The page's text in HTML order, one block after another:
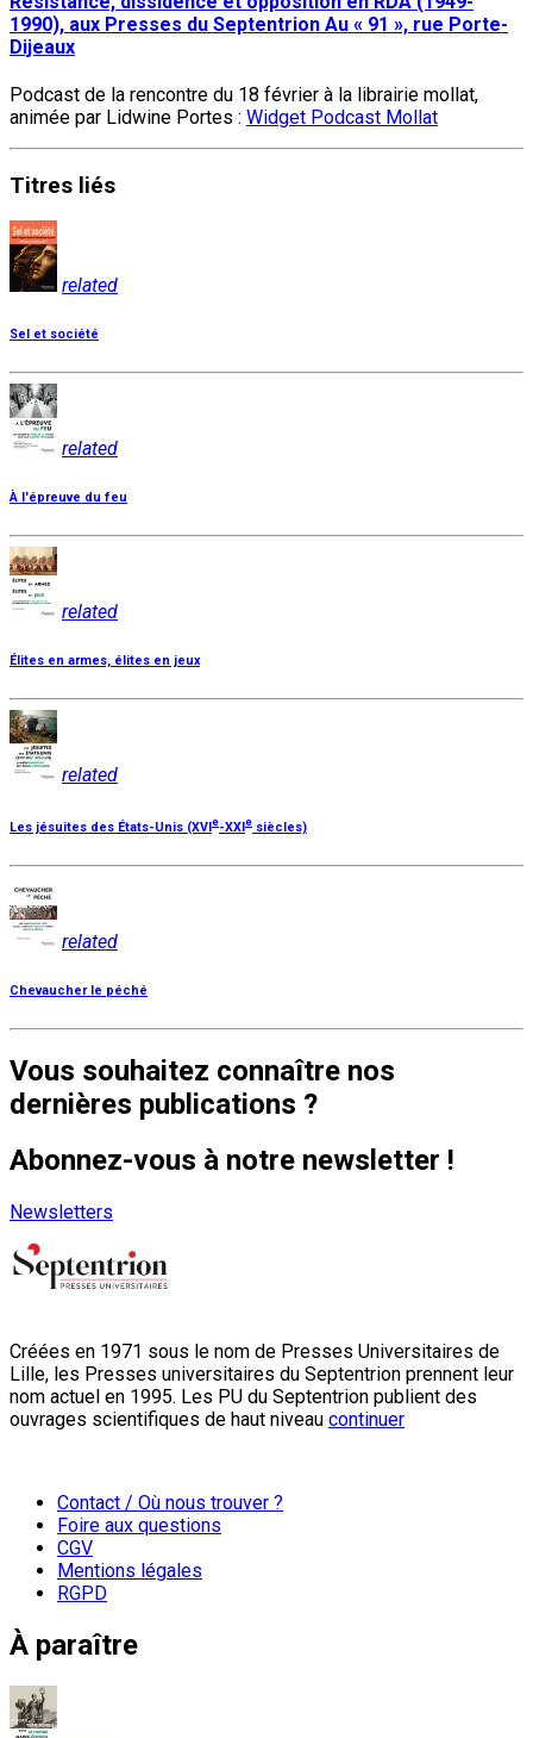
1990), aux Presses du Septentrion Au « 91 », rue Porte-
Dijeaux
Podcast de la rencontre du 18 février à la librairie mollat,
animée par Lidwine Portes : Widget Podcast Mollat
Titres liés
related
Sel et société
related
À l'épreuve du feu
related
Élites en armes, élites en jeux
related
Les jésuites des États-Unis (XVIe-XXIe siècles)
related
Chevaucher le péché
Vous souhaitez connaître nos
dernières publications ?
Abonnez-vous à notre newsletter !
Newsletters
Créées en 1971 sous le nom de Presses Universitaires de
Lille, les Presses universitaires du Septentrion prennent leur
nom actuel en 1995. Les PU du Septentrion publient des
ouvrages scientifiques de haut niveau continuer
Contact / Où nous trouver ?
Foire aux questions
CGV
Mentions légales
RGPD
À paraître